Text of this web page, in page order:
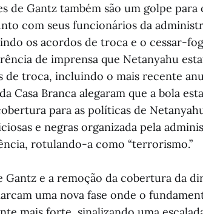
de Gantz também são um golpe para
com seus funcionários da
os acordos de troca e o cessar-
de imprensa que Netanyahu
de troca, incluindo o mais recente
Casa Branca alegaram que a bola
para as políticas de
e negras organizada pela
rotulando-a como “terrorismo.”
Gantz e a remoção da cobertura da
uma nova fase onde o